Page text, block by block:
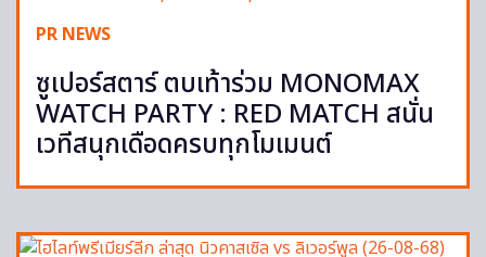
PR NEWS
ซูเปอร์สตาร์ ตบเท้าร่วม MONOMAX
WATCH PARTY : RED MATCH สนั่น
เวทีสนุกเดือดครบทุกโมเมนต์